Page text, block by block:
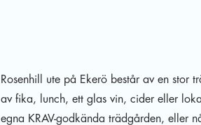
Rosenhill ute på Ekerö består av en stor
av fika, lunch, ett glas vin, cider eller
egna KRAV-godkända trädgården, eller